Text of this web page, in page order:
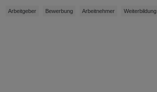
Arbeitgeber Bewerbung Arbeitnehmer Weiterbildung